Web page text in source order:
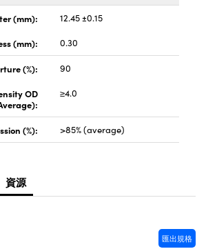
光
(mm):
12.45 ±0.15
(mm):
0.30
(%):
90
OD
≥4.0
(%): >85% (average)
資源
匯出規格